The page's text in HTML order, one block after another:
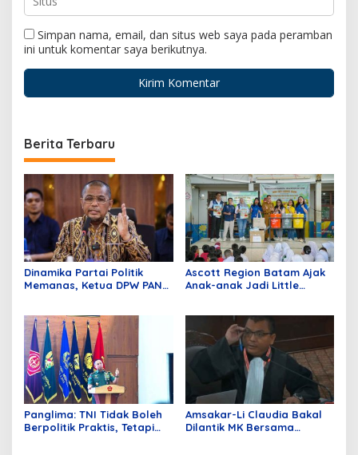
Simpan nama, email, dan situs web saya pada peramban
ini untuk komentar saya berikutnya.
Berita Terbaru
Dinamika Partai Politik
Memanas, Ketua DPW PAN
Ascott Region Batam Ajak
Anak-anak Jadi Little
Education Day 2026
Panglima: TNI Tidak Boleh
Berpolitik Praktis, Tetapi
Amsakar-Li Claudia Bakal
Dilantik MK Bersama